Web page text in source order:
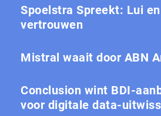
Spoelstra Spreekt: Lui
vertrouwen
Mistral waait door ABN
Conclusion wint BDI-
voor digitale data-